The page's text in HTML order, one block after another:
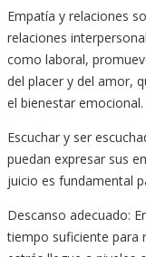
Empatía y relaciones
relaciones
como laboral,
del placer y del amor,
el bienestar emocional.
Escuchar y ser
puedan expresar sus
juicio es fundamental
Descanso adecuado:
tiempo suficiente para